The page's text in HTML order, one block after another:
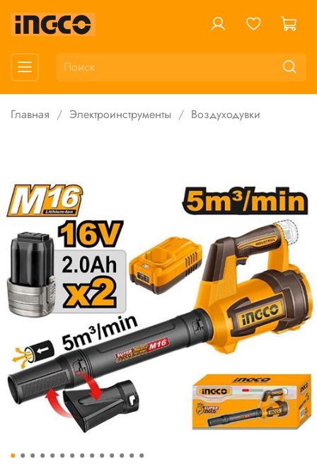
Главная Электроинструменты Воздуходувки